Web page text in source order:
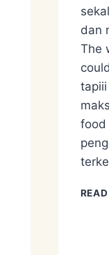
dan
The
food